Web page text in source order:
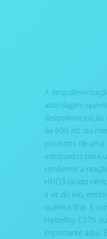
A
abordagem
de 600 mL ou
produtos de uma
adequados para
conforme a
HNO3 (ácido
a vir do lixo,
química fina. É
Hastelloy-C276
importante aqui.